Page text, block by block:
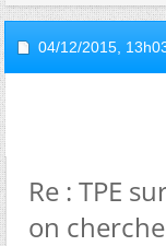
04/12/2015,
Re : TPE
on